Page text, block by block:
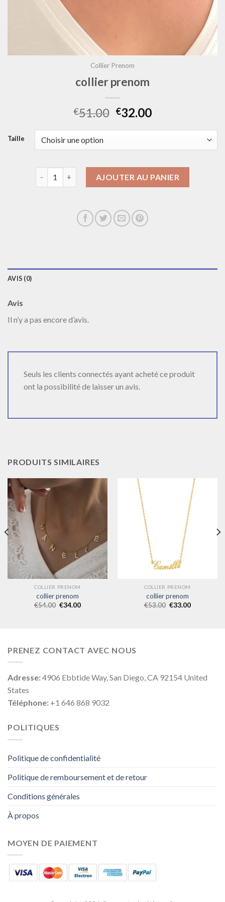
Collier Prenom
collier prenom
€51.00 €32.00
Taille
AJOUTER AU PANIER
AVIS (0)
Avis
Il n’y a pas encore d’avis.
Seuls les clients connectés ayant acheté ce produit
ont la possibilité de laisser un avis.
PRODUITS SIMILAIRES
COLLIER PRENOM
collier prenom
€54.00 €34.00
COLLIER PRENOM
collier prenom
€53.00 €33.00
PRENEZ CONTACT AVEC NOUS
Adresse:4906 Ebbtide Way, San Diego, CA 92154 United
States
Téléphone: +1 646 868 9032
POLITIQUES
Politique de confidentialité
Politique de remboursement et de retour
Conditions générales
À propos
MOYEN DE PAIEMENT